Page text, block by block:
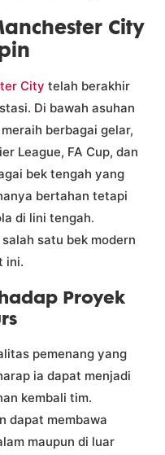
City
City telah berakhir
Di bawah asuhan
berbagai gelar,
League, FA Cup, dan
bek tengah yang
bertahan tetapi
di lini tengah.
satu bek modern
ini.
Proyek
pemenang yang
ia dapat menjadi
kembali tim.
dapat membawa
maupun di luar